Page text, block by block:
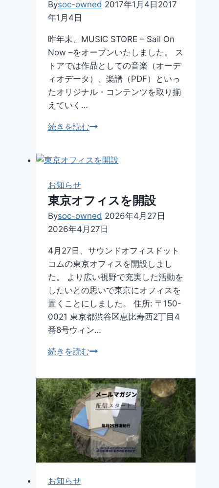
効
素
材
サ
イ
ト
Bysoc-owned 2017年1月4日 2017
年1月4日
昨年末、MUSIC STORE – Sail On
Now –をオープンいたしました。 ス
トアでは作品としての音楽（オーデ
ィオデータ）、楽譜（PDF）といっ
たオリジナル・コンテンツを取り揃
えていく…
続きを読むMUSIC
Sail
–
Open!
お知らせ
東京オフィスを開設
Bysoc-owned 2026年4月27日
2026年4月27日
4月27日、サウンドオフィスドット
コムの東京オフィスを開設しまし
た。 より広い視野で充実した活動を
したいとの思いで東京にオフィスを
置くことにしました。 住所: 〒150-
0021 東京都渋谷区恵比寿西2丁目4
番8号ウィン…
続きを読む東
オ
フ
ィ
を
開
設
お知らせ